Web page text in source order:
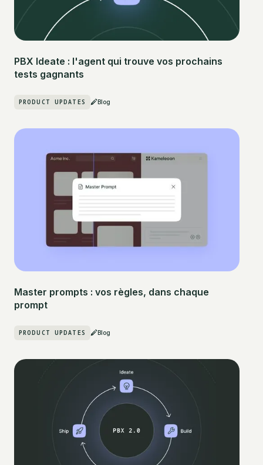
PBX Ideate : l'agent qui trouve vos prochains
tests gagnants
PRODUCT UPDATES Blog
Master prompts : vos règles, dans chaque
prompt
PRODUCT UPDATES Blog